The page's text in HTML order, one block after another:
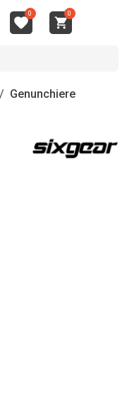
0 0
/ Genunchiere